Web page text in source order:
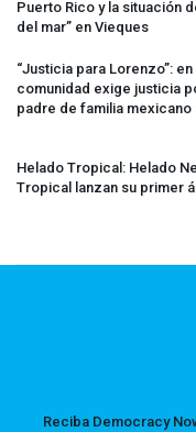
Puerto Rico y la situación
del mar” en Vieques
“Justicia para Lorenzo”:
comunidad exige justicia
padre de familia mexicano
Helado Tropical: Helado
Tropical lanzan su primer
Reciba Democracy